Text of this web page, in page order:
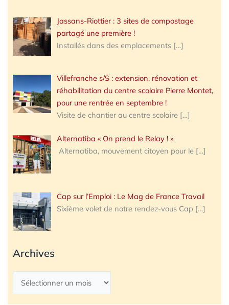
Jassans-Riottier : 3 sites de compostage
partagé une première !
Installés dans des emplacements […]
Villefranche s/S : extension, rénovation et
réhabilitation du centre scolaire Pierre Montet,
pour une rentrée en septembre !
Visite de chantier au centre scolaire […]
Alternatiba « On prend le Relay ! »
Alternatiba, mouvement citoyen pour le […]
Cap sur l’Emploi : Le Mag de France Travail
Sixième volet de notre rendez-vous Cap […]
Archives